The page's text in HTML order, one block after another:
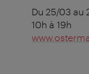
Du 25/03 au
10h à 19h